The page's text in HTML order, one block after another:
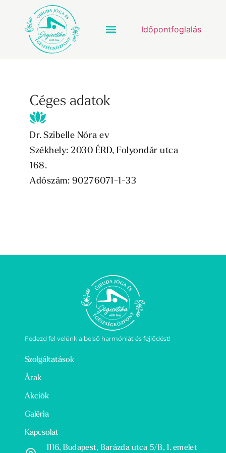
Időpontfoglalás
Céges adatok
Dr. Szibelle Nóra ev
Székhely: 2030 ÉRD, Folyondár utca
168.
Adószám: 90276071-1-33
Fedezd fel velünk a belső harmóniát és fejlődést!
Szolgáltatások
Árak
Akciók
Galéria
Kapcsolat
1116, Budapest, Barázda utca 5/B, 1. emelet